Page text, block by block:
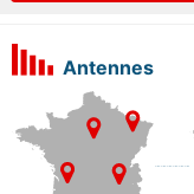
Antennes